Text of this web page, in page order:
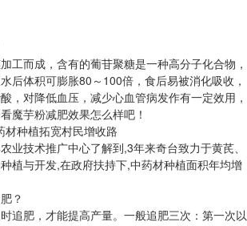
工而成，含有的葡苷聚糖是一种高分子化合物，
后体积可膨胀80～100倍，食后易被消化吸收，
，对降低血压，减少心血管病发作有一定效用，
魔芋粉减肥效果怎么样吧！
材种植拓宽村民增收路
业技术推广中心了解到,3年来奇台致力于黄芪、
植与开发,在政府扶持下,中药材种植面积年均增
？
追肥，才能提高产量。一般追肥三次：第一次以